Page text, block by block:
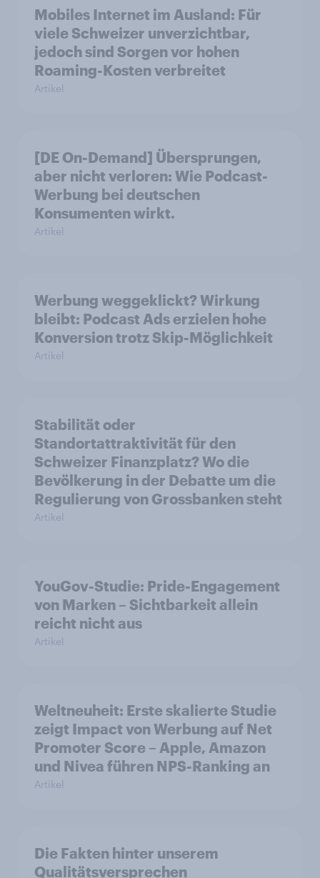
Mobiles Internet im Ausland: Für
viele Schweizer unverzichtbar,
jedoch sind Sorgen vor hohen
Roaming-Kosten verbreitet
Artikel
[DE On-Demand] Übersprungen,
aber nicht verloren: Wie Podcast-
Werbung bei deutschen
Konsumenten wirkt.
Artikel
Werbung weggeklickt? Wirkung
bleibt: Podcast Ads erzielen hohe
Konversion trotz Skip-Möglichkeit
Artikel
Stabilität oder
Standortattraktivität für den
Schweizer Finanzplatz? Wo die
Bevölkerung in der Debatte um die
Regulierung von Grossbanken steht
Artikel
YouGov-Studie: Pride-Engagement
von Marken – Sichtbarkeit allein
reicht nicht aus
Artikel
Weltneuheit: Erste skalierte Studie
zeigt Impact von Werbung auf Net
Promoter Score – Apple, Amazon
und Nivea führen NPS-Ranking an
Artikel
Die Fakten hinter unserem
Qualitätsversprechen